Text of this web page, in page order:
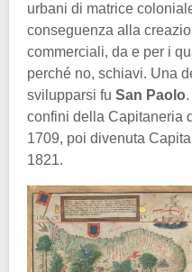
urbani di matrice
conseguenza alla
commerciali, da e per i
perché no, schiavi. Una
svilupparsi fu San Paolo
confini della Capitaneria
1709, poi divenuta
1821.